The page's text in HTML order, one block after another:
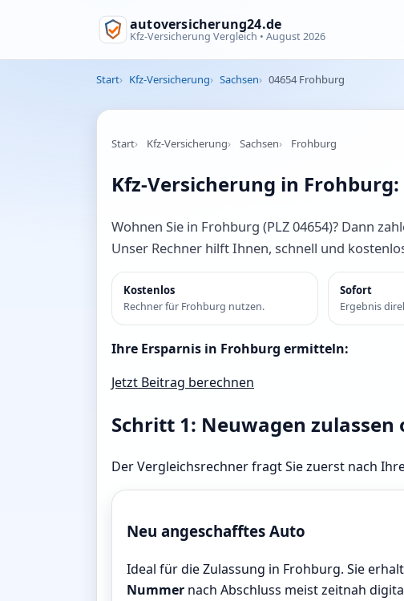
autoversicherung24.de
Kfz-Versicherung Vergleich • August 2026
Start Kfz-Versicherung Sachsen 04654 Frohburg
Start Kfz-Versicherung Sachsen Frohburg
Kfz-Versicherung in
Wohnen Sie in Frohburg (PLZ 04654)? Dann
Unser Rechner hilft Ihnen, schnell und
Kostenlos
Rechner für Frohburg nutzen.
Sofort
Ergebnis
Ihre Ersparnis in Frohburg ermitteln:
Jetzt Beitrag berechnen
Schritt 1: Neuwagen
Der Vergleichsrechner fragt Sie zuerst nach
Neu angeschafftes Auto
Ideal für die Zulassung in Frohburg. Sie
Nummer nach Abschluss meist zeitnah